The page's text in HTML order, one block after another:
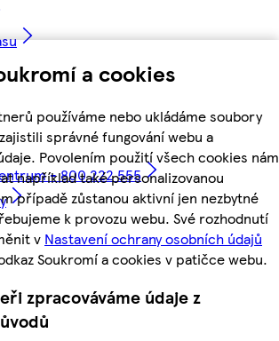
a cookies
používáme nebo ukládáme soubory
správné fungování webu a
Povolením použití všech cookies nám
například také personalizovanou
případě zůstanou aktivní jen nezbytné
k provozu webu. Své rozhodnutí
v Nastavení ochrany osobních údajů
Soukromí a cookies v patičce webu.
zpracováváme údaje z
- 800 222 555